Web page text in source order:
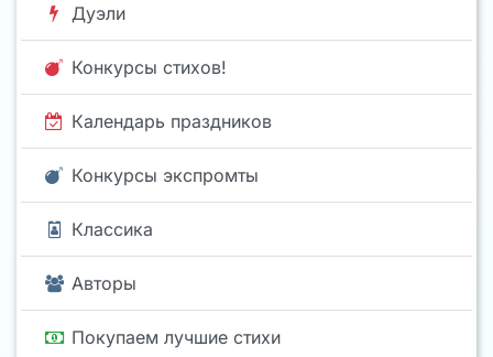
Дуэли
Конкурсы стихов!
Календарь праздников
Конкурсы экспромты
Классика
Авторы
Покупаем лучшие стихи